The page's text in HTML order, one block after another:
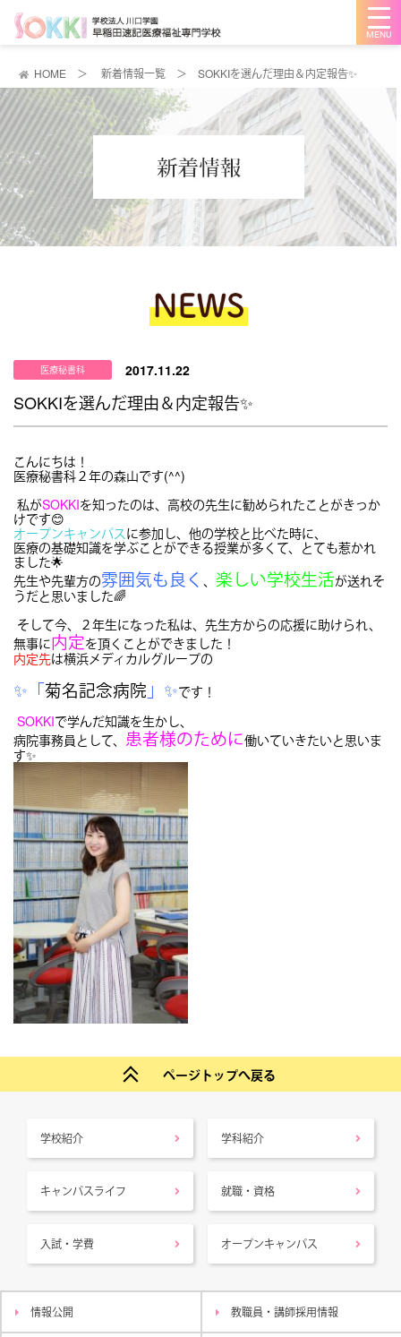
メ
ニ
ュ
ー
HOME ＞ 新着情報一覧 ＞ SOKKIを選んだ理由＆内定報告✨
医療秘書科 2017.11.22
SOKKIを選んだ理由＆内定報告✨
こんにちは！
医療秘書科２年の森山です(^^)
私がSOKKIを知ったのは、高校の先生に勧められたことがきっか
けです😊
オープンキャンパスに参加し、他の学校と比べた時に、
医療の基礎知識を学ぶことができる授業が多くて、とても惹かれ
ました🌟
先生や先輩方の雰囲気も良く 、 楽しい学校生活が送れそ
うだと思いました🌈
そして今、２年生になった私は、先生方からの応援に助けられ、
無事に内定を頂くことができました！
内定先は横浜メディカルグループの
✨「菊名記念病院 」✨です！
SOKKIで学んだ知識を生かし、
病院事務員として、 患者様のために働いていきたいと思いま
す✨
ページトップへ戻る
学校紹介 学科紹介
キャンパスライフ 就職・資格
入試・学費 オープンキャンパス
情報公開 教職員・講師採用情報